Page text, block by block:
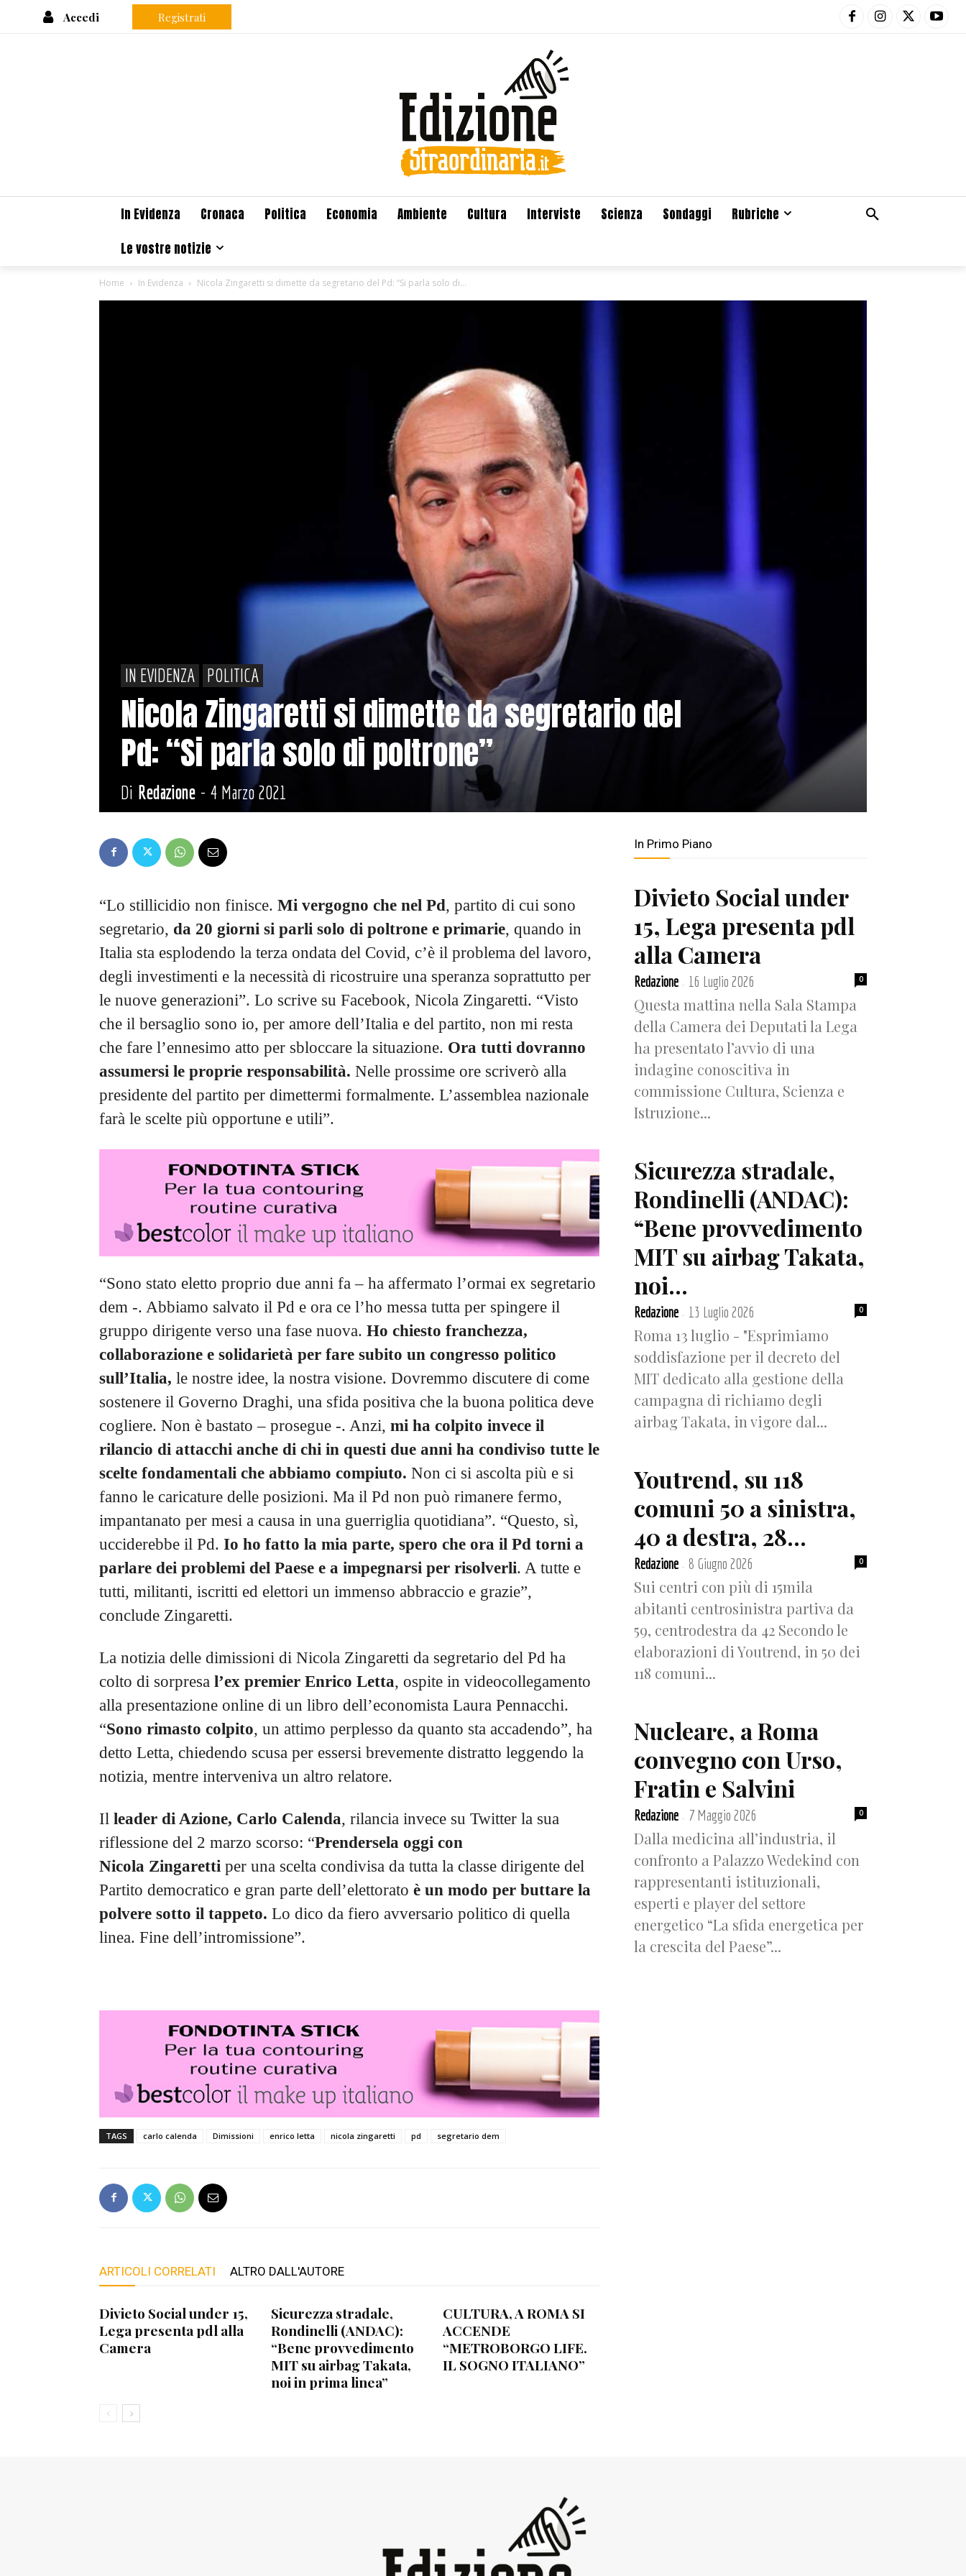
Accedi Registrati
In Evidenza Cronaca Politica Economia Ambiente Cultura Interviste Scienza Sondaggi
Rubriche
Le vostre notizie
Home In Evidenza Nicola Zingaretti si dimette da segretario del Pd: “Si parla solo di...
IN EVIDENZA POLITICA
Nicola Zingaretti si dimette da segretario del
Pd: “Si parla solo di poltrone”
Di Redazione - 4 Marzo 2021
“Lo stillicidio non finisce. Mi vergogno che nel Pd, partito di cui sono
segretario, da 20 giorni si parli solo di poltrone e primarie, quando in
Italia sta esplodendo la terza ondata del Covid, c’è il problema del lavoro,
degli investimenti e la necessità di ricostruire una speranza soprattutto per
le nuove generazioni”. Lo scrive su Facebook, Nicola Zingaretti. “Visto
che il bersaglio sono io, per amore dell’Italia e del partito, non mi resta
che fare l’ennesimo atto per sbloccare la situazione. Ora tutti dovranno
assumersi le proprie responsabilità. Nelle prossime ore scriverò alla
presidente del partito per dimettermi formalmente. L’assemblea nazionale
farà le scelte più opportune e utili”.
“Sono stato eletto proprio due anni fa – ha affermato l’ormai ex segretario
dem -. Abbiamo salvato il Pd e ora ce l’ho messa tutta per spingere il
gruppo dirigente verso una fase nuova. Ho chiesto franchezza,
collaborazione e solidarietà per fare subito un congresso politico
sull’Italia, le nostre idee, la nostra visione. Dovremmo discutere di come
sostenere il Governo Draghi, una sfida positiva che la buona politica deve
cogliere. Non è bastato – prosegue -. Anzi, mi ha colpito invece il
rilancio di attacchi anche di chi in questi due anni ha condiviso tutte le
scelte fondamentali che abbiamo compiuto. Non ci si ascolta più e si
fanno le caricature delle posizioni. Ma il Pd non può rimanere fermo,
impantanato per mesi a causa in una guerriglia quotidiana”. “Questo, sì,
ucciderebbe il Pd. Io ho fatto la mia parte, spero che ora il Pd torni a
parlare dei problemi del Paese e a impegnarsi per risolverli. A tutte e
tutti, militanti, iscritti ed elettori un immenso abbraccio e grazie”,
conclude Zingaretti.
La notizia delle dimissioni di Nicola Zingaretti da segretario del Pd ha
colto di sorpresa l’ex premier Enrico Letta, ospite in videocollegamento
alla presentazione online di un libro dell’economista Laura Pennacchi.
“Sono rimasto colpito, un attimo perplesso da quanto sta accadendo”, ha
detto Letta, chiedendo scusa per essersi brevemente distratto leggendo la
notizia, mentre interveniva un altro relatore.
Il leader di Azione, Carlo Calenda, rilancia invece su Twitter la sua
riflessione del 2 marzo scorso: “Prendersela oggi con
Nicola Zingaretti per una scelta condivisa da tutta la classe dirigente del
Partito democratico e gran parte dell’elettorato è un modo per buttare la
polvere sotto il tappeto. Lo dico da fiero avversario politico di quella
linea. Fine dell’intromissione”.
TAGS carlo calenda Dimissioni enrico letta nicola zingaretti pd segretario dem
ARTICOLI CORRELATI ALTRO DALL'AUTORE
Divieto Social under 15,
Lega presenta pdl alla
Camera
Sicurezza stradale,
Rondinelli (ANDAC):
“Bene provvedimento
MIT su airbag Takata,
noi in prima linea”
CULTURA, A ROMA SI
ACCENDE
“METROBORGO LIFE.
IL SOGNO ITALIANO”
In Primo Piano
Divieto Social under
15, Lega presenta pdl
alla Camera
Redazione - 16 Luglio 2026 0
Questa mattina nella Sala Stampa
della Camera dei Deputati la Lega
ha presentato l’avvio di una
indagine conoscitiva in
commissione Cultura, Scienza e
Istruzione...
Sicurezza stradale,
Rondinelli (ANDAC):
“Bene provvedimento
MIT su airbag Takata,
noi...
Redazione - 13 Luglio 2026 0
Roma 13 luglio - "Esprimiamo
soddisfazione per il decreto del
MIT dedicato alla gestione della
campagna di richiamo degli
airbag Takata, in vigore dal...
Youtrend, su 118
comuni 50 a sinistra,
40 a destra, 28...
Redazione - 8 Giugno 2026 0
Sui centri con più di 15mila
abitanti centrosinistra partiva da
59, centrodestra da 42 Secondo le
elaborazioni di Youtrend, in 50 dei
118 comuni...
Nucleare, a Roma
convegno con Urso,
Fratin e Salvini
Redazione - 7 Maggio 2026 0
Dalla medicina all’industria, il
confronto a Palazzo Wedekind con
rappresentanti istituzionali,
esperti e player del settore
energetico “La sfida energetica per
la crescita del Paese”...